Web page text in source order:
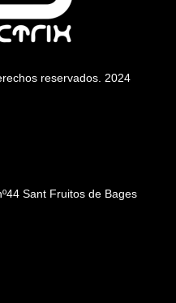
reservados. 2024
Sant Fruitos de Bages